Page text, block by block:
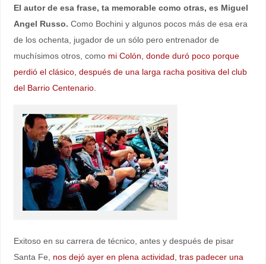
El autor de esa frase, ta memorable como otras, es Miguel
Angel Russo. Como Bochini y algunos pocos más de esa era
de los ochenta, jugador de un sólo pero entrenador de
muchísimos otros, como mi Colón, donde duró poco porque
perdió el clásico, después de una larga racha positiva del club
del Barrio Centenario.
Exitoso en su carrera de técnico, antes y después de pisar
Santa Fe, nos dejó ayer en plena actividad, tras padecer una